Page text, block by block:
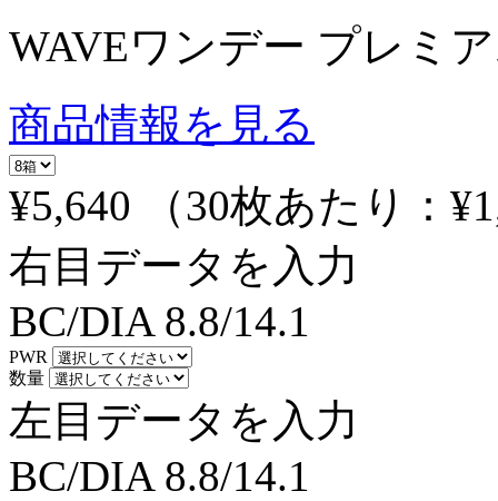
WAVEワンデー プレミ
商品情報を見る
¥5,640
（30枚あたり：
右目データを入力
BC/DIA 8.8/14.1
PWR
数量
左目データを入力
BC/DIA 8.8/14.1